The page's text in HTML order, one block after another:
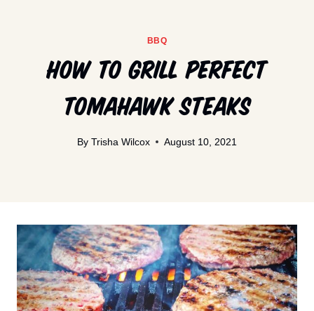
BBQ
How To Grill Perfect
Tomahawk Steaks
By Trisha Wilcox August 10, 2021